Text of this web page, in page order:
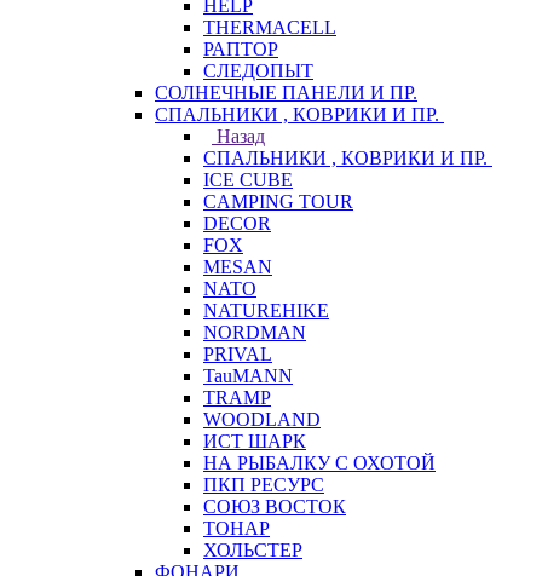
HELP
THERMACELL
РАПТОР
СЛЕДОПЫТ
СОЛНЕЧНЫЕ ПАНЕЛИ И ПР.
СПАЛЬНИКИ , КОВРИКИ И ПР.
Назад
СПАЛЬНИКИ , КОВРИКИ И ПР.
ICE CUBE
CAMPING TOUR
DECOR
FOX
MESAN
NATO
NATUREHIKE
NORDMAN
PRIVAL
TauMANN
TRAMP
WOODLAND
ИСТ ШАРК
НА РЫБАЛКУ С ОХОТОЙ
ПКП РЕСУРС
СОЮЗ ВОСТОК
ТОНАР
ХОЛЬСТЕР
ФОНАРИ